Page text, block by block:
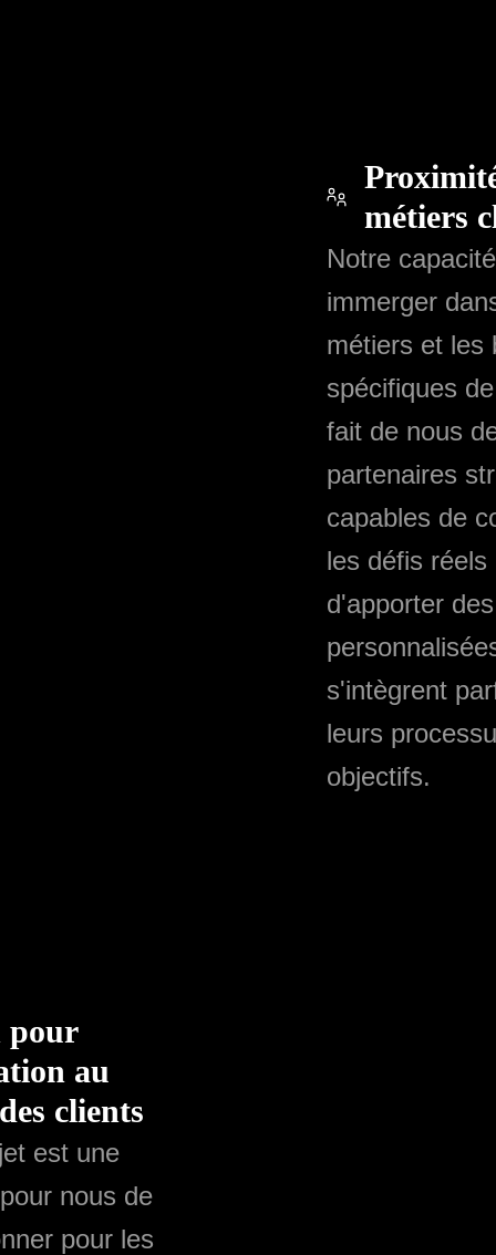
métiers
Notre
immerger
métiers et les
spécifiques
fait de nous
partenaires
capables de
les défis réels
d'apporter
s'intègrent
leurs
objectifs.
pour
au
clients
est une
nous de
pour les